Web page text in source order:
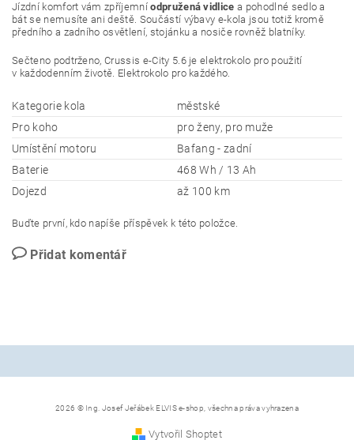
Jízdní komfort vám zpříjemníodpružená vidlice a pohodlné sedlo a
bát se nemusíte ani deště. Součástí výbavy e-kola jsou totiž kromě
předního a zadního osvětlení, stojánku a nosiče rovněž blatníky.
Sečteno podtrženo, Crussis e-City 5.6 je elektrokolo pro použití
v každodenním životě. Elektrokolo pro každého.
Kategorie kola
městské
Pro koho
pro ženy, pro muže
Umístění motoru
Bafang - zadní
Baterie
468 Wh / 13 Ah
Dojezd
až 100 km
Buďte první, kdo napíše příspěvek k této položce.
Přidat komentář
2026 © Ing. Josef Jeřábek ELVIS e-shop, všechna práva vyhrazena
Vytvořil Shoptet